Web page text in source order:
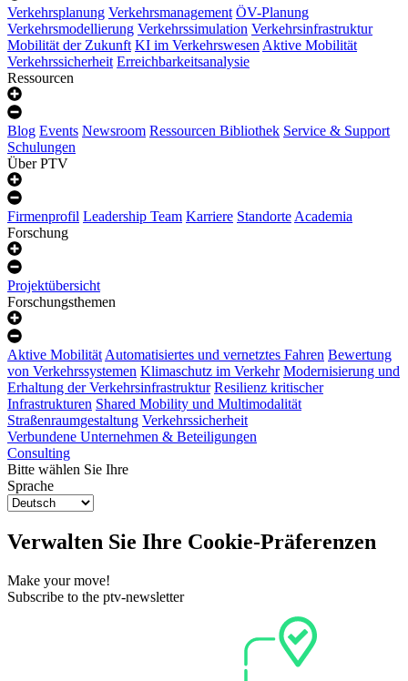
Verkehrsplanung Verkehrsmanagement ÖV-Planung
Verkehrsmodellierung Verkehrssimulation Verkehrsinfrastruktur
Mobilität der Zukunft KI im VerkehrswesenAktive Mobilität
Verkehrssicherheit Erreichbarkeitsanalysie
Ressourcen
Blog Events Newsroom Ressourcen Bibliothek Service & Support
Schulungen
Über PTV
Firmenprofil Leadership Team Karriere StandorteAcademia
Forschung
Projektübersicht
Forschungsthemen
Aktive MobilitätAutomatisiertes und vernetztes Fahren Bewertung
von Verkehrssystemen Klimaschutz im Verkehr Modernisierung und
Erhaltung der Verkehrsinfrastruktur Resilienz kritischer
Infrastrukturen Shared Mobility und Multimodalität
Straßenraumgestaltung Verkehrssicherheit
Verbundene Unternehmen & Beteiligungen
Consulting
Bitte wählen Sie Ihre
Sprache
Verwalten Sie Ihre Cookie-Präferenzen
Make your move!
Subscribe to the ptv-newsletter